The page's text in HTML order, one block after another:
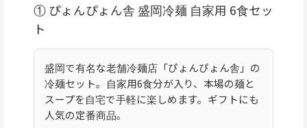
① ぴょんぴょん舎 盛岡冷麺 自家用 6食セッ
ト
盛岡で有名な老舗冷麺店「ぴょんぴょん舎」の
冷麺セット。自家用6食分が入り、本場の麺と
スープを自宅で手軽に楽しめます。ギフトにも
人気の定番商品。